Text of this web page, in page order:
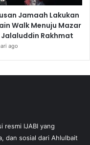
Jamaah Lakukan
Walk Menuju Mazar
Jalaluddin Rakhmat
ago
resmi IJABI yang
dan sosial dari Ahlulbait